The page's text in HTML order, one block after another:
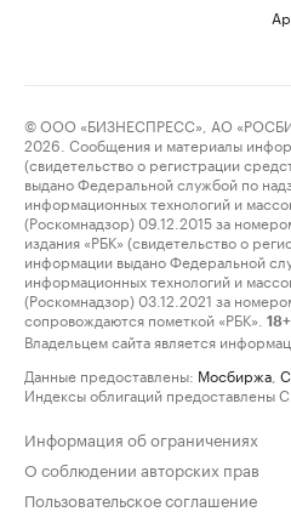
© ООО «БИЗНЕСПРЕСС», АО
2026. Сообщения и материалы
(свидетельство о регистрации
выдано Федеральной службой по
информационных технологий и
(Роскомнадзор) 09.12.2015 за
издания «РБК» (свидетельство о
информации выдано Федеральной
информационных технологий и
(Роскомнадзор) 03.12.2021 за
сопровождаются пометкой «РБК».
18+
Владельцем сайта является
Данные предоставлены: Мосбиржа
Индексы облигаций предоставлены
Информация об ограничениях
О соблюдении авторских прав
Пользовательское соглашение